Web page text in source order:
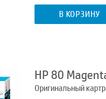
В КОРЗИНУ
HP 80
Оригинальный